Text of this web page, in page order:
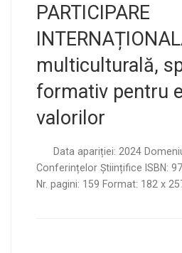
PARTICIPARE
multiculturală,
formativ pentru
valorilor
Data apariției: 2024
Conferințelor Științifice ISBN:
Nr. pagini: 159 Format: 182 x